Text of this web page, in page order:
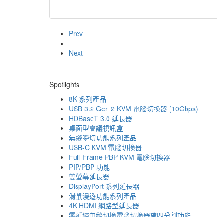
Prev
Next
Spotlights
8K 系列產品
USB 3.2 Gen 2 KVM 電腦切換器 (10Gbps)
HDBaseT 3.0 延長器
桌面型會議視訊盒
無縫瞬切功能系列產品
USB-C KVM 電腦切換器
Full-Frame PBP KVM 電腦切換器
PIP/PBP 功能
雙螢幕延長器
DisplayPort 系列延長器
滑鼠漫遊功能系列產品
4K HDMI 網路型延長器
零延遲無縫切換電腦切換器帶四分割功能